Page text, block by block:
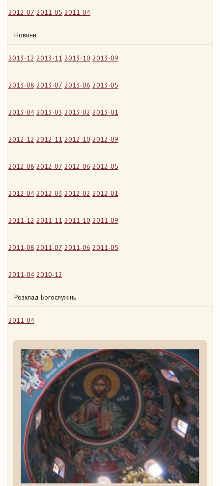
2012-07 2011-05 2011-04
Новини
2013-12 2013-11 2013-10 2013-09
2013-08 2013-07 2013-06 2013-05
2013-04 2013-03 2013-02 2013-01
2012-12 2012-11 2012-10 2012-09
2012-08 2012-07 2012-06 2012-05
2012-04 2012-03 2012-02 2012-01
2011-12 2011-11 2011-10 2011-09
2011-08 2011-07 2011-06 2011-05
2011-04 2010-12
Розклад Богослужінь
2011-04